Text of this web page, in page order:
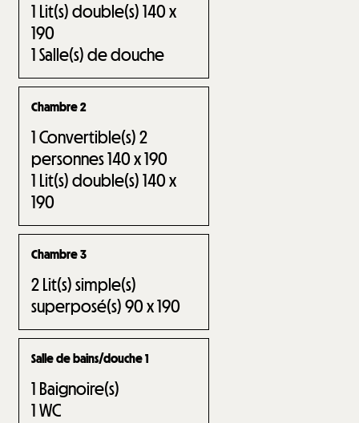
1 Lit(s) double(s) 140 x
190
1Salle(s) de douche
Chambre 2
1Convertible(s) 2
personnes 140 x 190
1 Lit(s) double(s) 140 x
190
Chambre 3
2Lit(s) simple(s)
superposé(s) 90 x 190
Salle de bains/douche 1
1 Baignoire(s)
1WC